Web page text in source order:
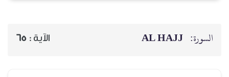
السورة: AL HAJJ الآية : 65